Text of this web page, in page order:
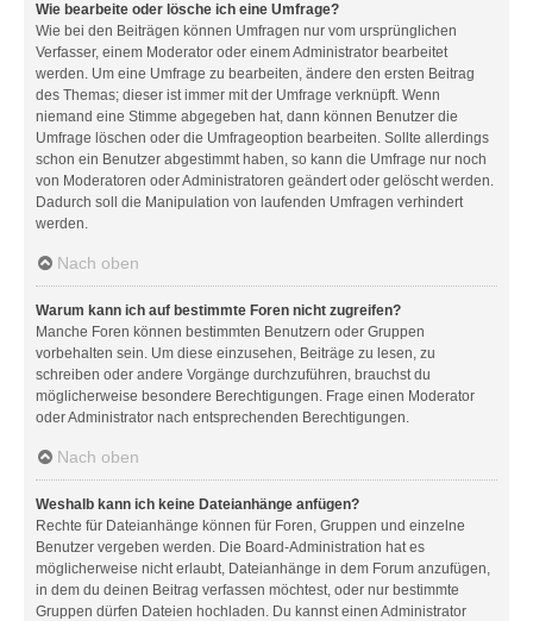
Wie bearbeite oder lösche ich eine Umfrage?
Wie bei den Beiträgen können Umfragen nur vom ursprünglichen
Verfasser, einem Moderator oder einem Administrator bearbeitet
werden. Um eine Umfrage zu bearbeiten, ändere den ersten Beitrag
des Themas; dieser ist immer mit der Umfrage verknüpft. Wenn
niemand eine Stimme abgegeben hat, dann können Benutzer die
Umfrage löschen oder die Umfrageoption bearbeiten. Sollte allerdings
schon ein Benutzer abgestimmt haben, so kann die Umfrage nur noch
von Moderatoren oder Administratoren geändert oder gelöscht werden.
Dadurch soll die Manipulation von laufenden Umfragen verhindert
werden.
Nach oben
Warum kann ich auf bestimmte Foren nicht zugreifen?
Manche Foren können bestimmten Benutzern oder Gruppen
vorbehalten sein. Um diese einzusehen, Beiträge zu lesen, zu
schreiben oder andere Vorgänge durchzuführen, brauchst du
möglicherweise besondere Berechtigungen. Frage einen Moderator
oder Administrator nach entsprechenden Berechtigungen.
Nach oben
Weshalb kann ich keine Dateianhänge anfügen?
Rechte für Dateianhänge können für Foren, Gruppen und einzelne
Benutzer vergeben werden. Die Board-Administration hat es
möglicherweise nicht erlaubt, Dateianhänge in dem Forum anzufügen,
in dem du deinen Beitrag verfassen möchtest, oder nur bestimmte
Gruppen dürfen Dateien hochladen. Du kannst einen Administrator